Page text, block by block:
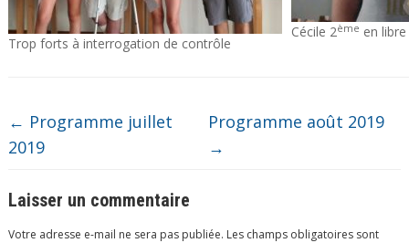
Trop forts à interrogation de contrôle
Cécile 2ème en
← Programme juillet
2019
Programme août 2019
→
Laisser un commentaire
Votre adresse e-mail ne sera pas publiée. Les champs obligatoires sont